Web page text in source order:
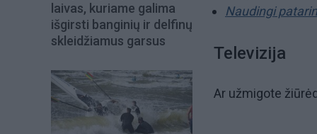
laivas, kuriame galima
išgirsti banginių ir delfinų
skleidžiamus garsus
Naudingi
Televizija
Ar užmigote